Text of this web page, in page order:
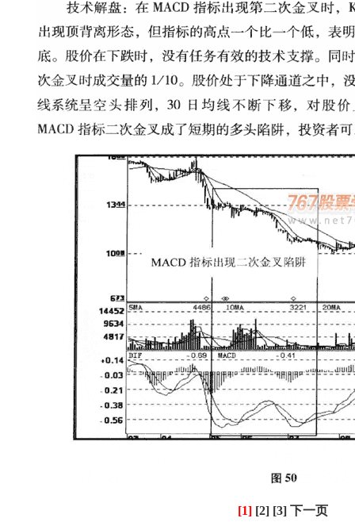
[1] [2] [3] 下一页